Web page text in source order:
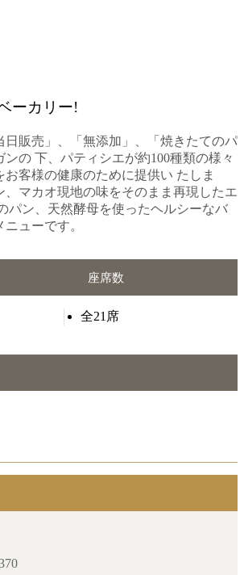
ーカリー!
日販売」、「無添加」、「焼きたてのパ
ンの 下、パティシエが約100種類の様々
お客様の健康のために提供い たしま
、マカオ現地の味をそのまま再現したエ
パン、天然酵母を使ったヘルシーなバ
ューです。
座席数
全21席